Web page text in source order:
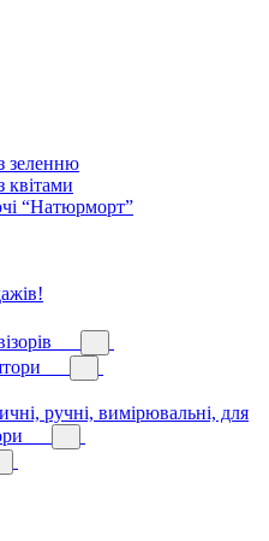
зеленню
квітами
“Натюрморт”
ручні, вимірювальні, для